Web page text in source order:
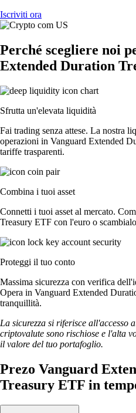
Iscriviti ora
Perché scegliere noi
Extended Duration
Sfrutta un'elevata liquidità
Fai trading senza attese. La nostra
operazioni in Vanguard Extended
tariffe trasparenti.
Combina i tuoi asset
Connetti i tuoi asset al mercato.
Treasury ETF con l'euro o
Proteggi il tuo conto
Massima sicurezza con verifica
Opera in Vanguard Extended
tranquillità.
La sicurezza si riferisce all'accesso
criptovalute sono rischiose e l'alta
il valore del tuo portafoglio.
Prezo Vanguard
Treasury ETF in